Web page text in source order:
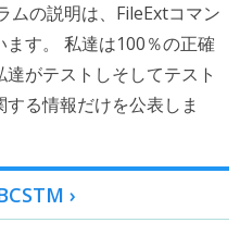
ムの説明は、FileExtコマン
ます。 私達は100％の正確
がテストしそしてテスト
る情報だけを公表しま
›